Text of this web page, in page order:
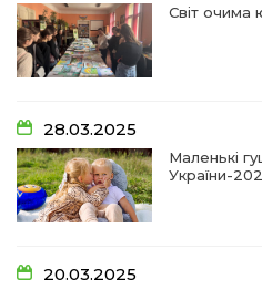
09:31
28 чер
Творчі підсумки юних
09:28
28 чер
Довгопільський рок
09:20
28 чер
Проза Людмили
болить…
14:44 Рік невідомості та
Світ очима
28.03.2025
Маленькі
України-
20.03.2025